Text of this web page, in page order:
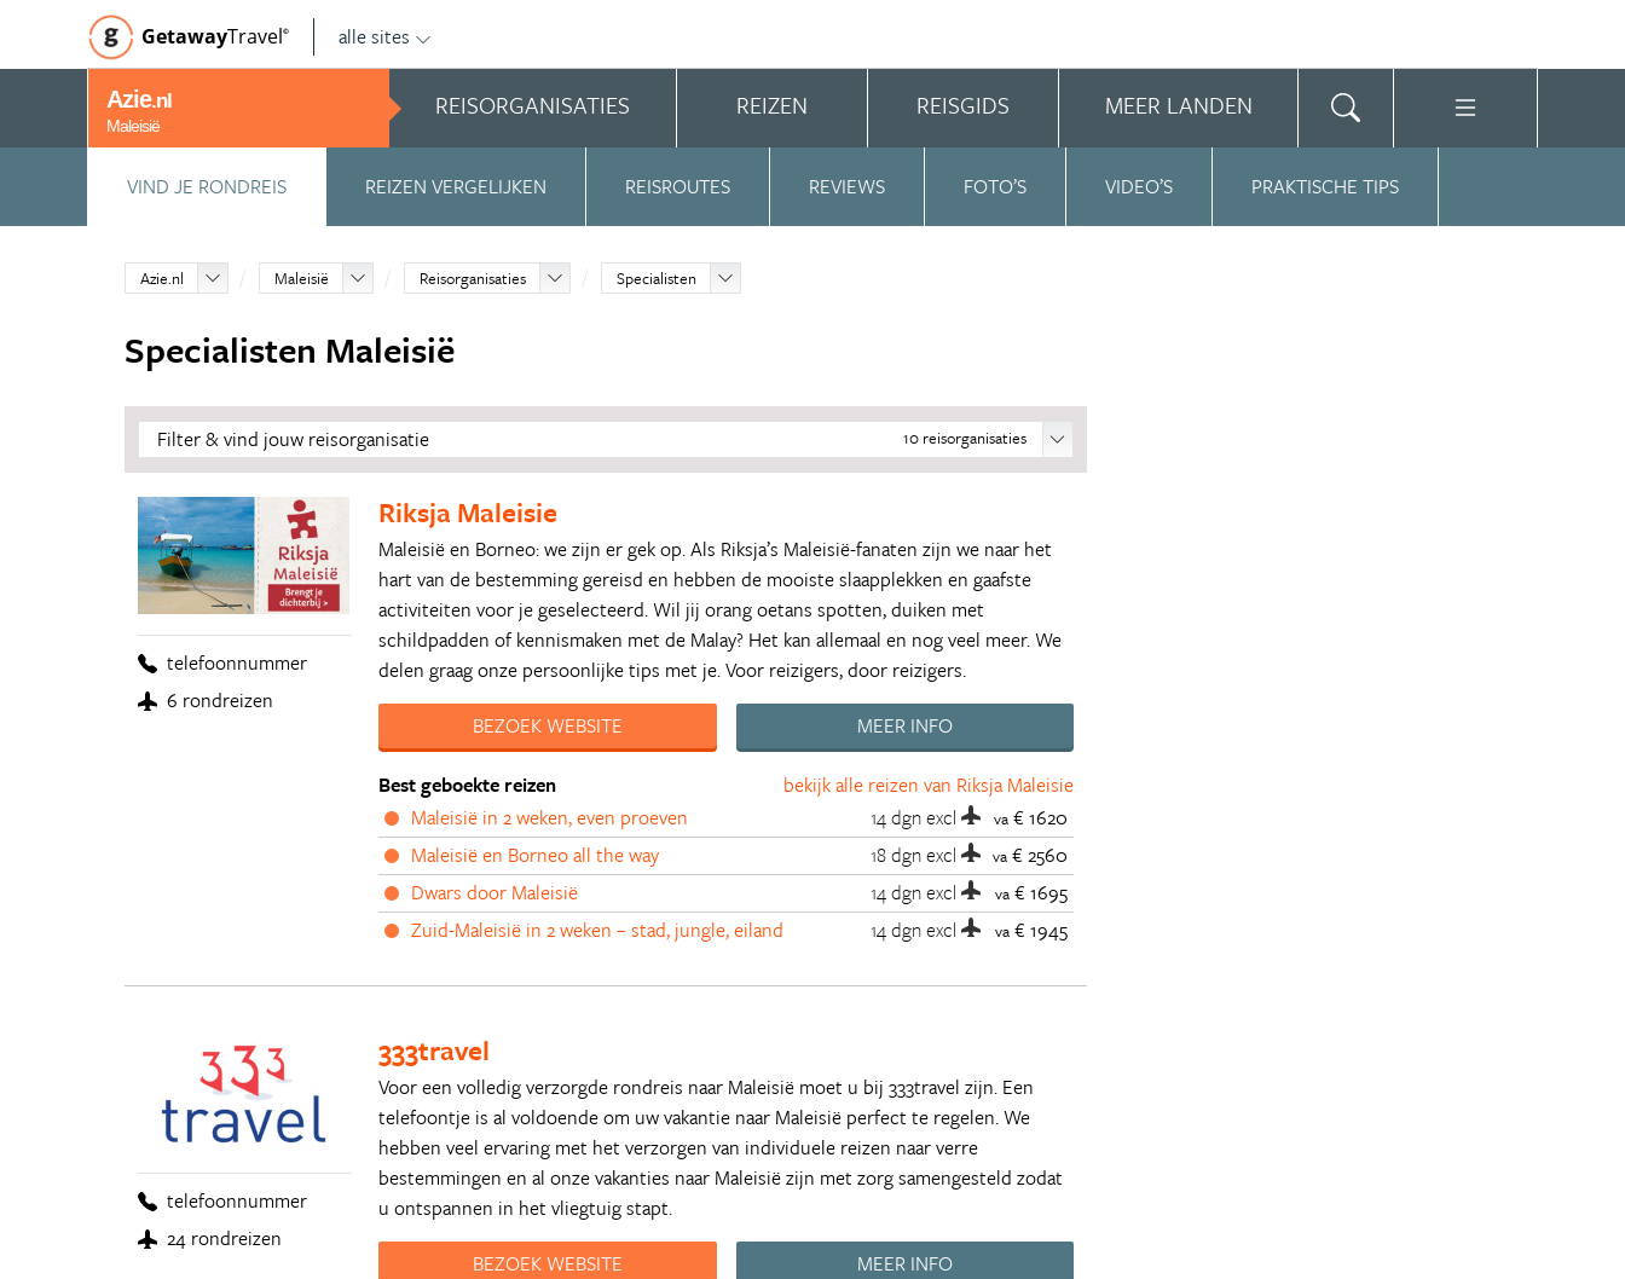
GetawayTravel© alle sites
Azie.nl
Maleisië
REISORGANISATIES REIZEN REISGIDS MEER LANDEN
VIND JE RONDREIS REIZEN VERGELIJKEN REISROUTES REVIEWS FOTO’S VIDEO’S PRAKTISCHE TIPS
Azie.nl Maleisië Reisorganisaties Specialisten
Specialisten Maleisië
10 reisorganisaties
Filter & vind jouw reisorganisatie
telefoonnummer
6 rondreizen
Riksja Maleisie
Maleisië en Borneo: we zijn er gek op. Als Riksja’s Maleisië-fanaten zijn we naar het
hart van de bestemming gereisd en hebben de mooiste slaapplekken en gaafste
activiteiten voor je geselecteerd. Wil jij orang oetans spotten, duiken met
schildpadden of kennismaken met de Malay? Het kan allemaal en nog veel meer. We
delen graag onze persoonlijke tips met je. Voor reizigers, door reizigers.
BEZOEK WEBSITE
MEER INFO
bekijk alle reizen van Riksja Maleisie
Best geboekte reizen
Maleisië in 2 weken, even proeven
14 dgnexcl va € 1620
Maleisië en Borneo all the way
18 dgnexcl va € 2560
Dwars door Maleisië
14 dgnexcl va € 1695
Zuid-Maleisië in 2 weken – stad, jungle, eiland
14 dgnexcl va € 1945
telefoonnummer
24 rondreizen
333travel
Voor een volledig verzorgde rondreis naar Maleisië moet u bij 333travel zijn. Een
telefoontje is al voldoende om uw vakantie naar Maleisië perfect te regelen. We
hebben veel ervaring met het verzorgen van individuele reizen naar verre
bestemmingen en al onze vakanties naar Maleisië zijn met zorg samengesteld zodat
u ontspannen in het vliegtuig stapt.
BEZOEK WEBSITE
MEER INFO